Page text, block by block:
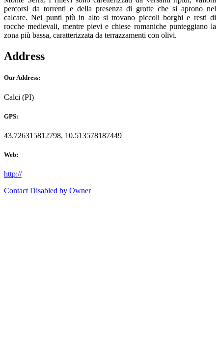
percorsi da torrenti e della presenza di grotte che si aprono nel
calcare. Nei punti più in alto si trovano piccoli borghi e resti di
rocche medievali, mentre pievi e chiese romaniche punteggiano la
zona più bassa, caratterizzata da terrazzamenti con olivi.
Address
Our Address:
Calci (PI)
GPS:
43.726315812798, 10.513578187449
Web:
http://
Contact Disabled by Owner